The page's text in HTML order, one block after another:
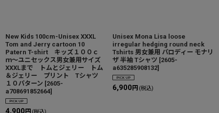
New Kids 100cm-Unisex XXXL
Tom and Jerry cartoon 10
Patern T-shirt キッズ１００ｃ
ｍ〜ユニセックス男女兼用サイズ
XXXLまで トムとジェリー トム
＆ジェリー プリント Tシャツ
１０パターン [2605-
a708691852664]
4,900 円
Unisex Mona Lisa loose
irregular hedging round neck
Tshirts 男女兼用 パロディー モナリ
ザ 半袖 Tシャツ [2605-
a635285908132]
6,900 円 (税込)